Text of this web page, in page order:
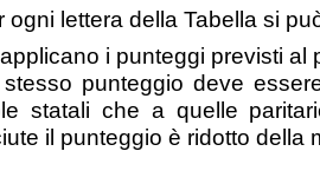
ogni lettera della Tabella si
i punteggi previsti al
stesso punteggio deve
statali che a quelle
il punteggio è ridotto della